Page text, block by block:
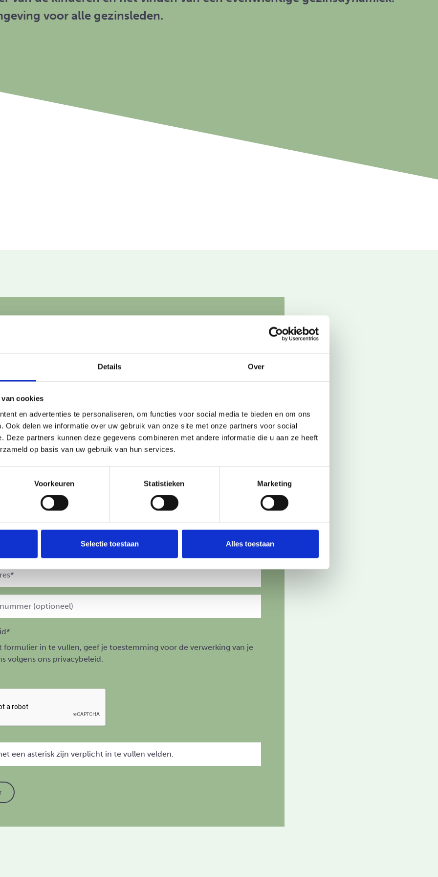
Details Over
cookies
en advertenties te personaliseren, om functies voor social media te bieden en om ons
Ook delen we informatie over uw gebruik van onze site met onze partners voor social
Deze partners kunnen deze gegevens combineren met andere informatie die u aan ze heeft
op basis van uw gebruik van hun services.
Voorkeuren Statistieken Marketing
Selectie toestaan Alles toestaan
voor alle gezinsleden.
Professioneel Omgeving Kind
formulier in te vullen, geef je toestemming voor de verwerking van je
volgens ons privacybeleid.
een asterisk zijn verplicht in te vullen velden.